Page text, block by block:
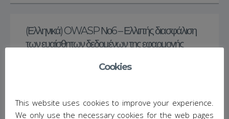
(Ελληνικά) OWASP Νο6 – Ελλιπής διασφάλιση
των ευαίσθητων δεδομένων της εφαρμογής
Cookies
This website uses cookies to improve your experience.
We only use the necessary cookies for the web pages